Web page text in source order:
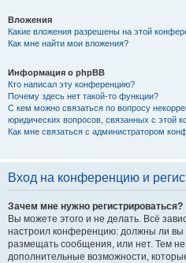
Вложения
Какие вложения разрешены на этой
Как мне найти мои вложения?
Информация о phpBB
Кто написал эту конференцию?
Почему здесь нет такой-то функции?
С кем можно связаться по вопросу
юридических вопросов, связанных с этой
Как мне связаться с администратором
Вход на конференцию и
Зачем мне нужно регистрироваться?
Вы можете этого и не делать. Всё
настроил конференцию: должны ли вы
размещать сообщения, или нет. Тем
дополнительные возможности,